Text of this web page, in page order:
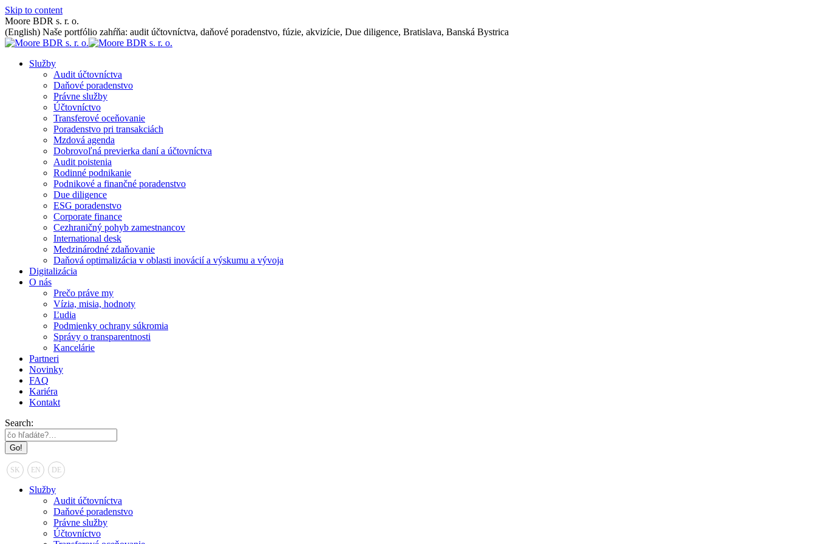
Skip to content
Moore BDR s. r. o.
(English) Naše portfólio zahŕňa: audit účtovníctva, daňové poradenstvo, fúzie, akvizície, Due diligence, Bratislava, Banská Bystrica
Služby
Audit účtovníctva
Daňové poradenstvo
Právne služby
Účtovníctvo
Transferové oceňovanie
Poradenstvo pri transakciách
Mzdová agenda
Dobrovoľná previerka daní a účtovníctva
Audit poistenia
Rodinné podnikanie
Podnikové a finančné poradenstvo
Due diligence
ESG poradenstvo
Corporate finance
Cezhraničný pohyb zamestnancov
International desk
Medzinárodné zdaňovanie
Daňová optimalizácia v oblasti inovácií a výskumu a vývoja
Digitalizácia
O nás
Prečo práve my
Vízia, misia, hodnoty
Ľudia
Podmienky ochrany súkromia
Správy o transparentnosti
Kancelárie
Partneri
Novinky
FAQ
Kariéra
Kontakt
Search:
SK EN DE
Služby
Audit účtovníctva
Daňové poradenstvo
Právne služby
Účtovníctvo